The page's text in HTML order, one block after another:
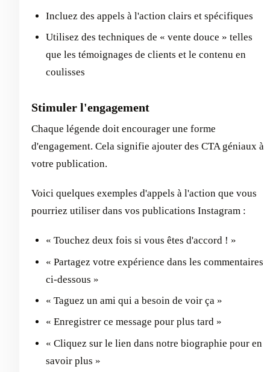
Incluez des appels à l'action clairs et spécifiques
Utilisez des techniques de « vente douce » telles
que les témoignages de clients et le contenu en
coulisses
Stimuler l'engagement
Chaque légende doit encourager une forme
d'engagement. Cela signifie ajouter des CTA géniaux à
votre publication.
Voici quelques exemples d'appels à l'action que vous
pourriez utiliser dans vos publications Instagram :
« Touchez deux fois si vous êtes d'accord ! »
« Partagez votre expérience dans les commentaires
ci-dessous »
« Taguez un ami qui a besoin de voir ça »
« Enregistrer ce message pour plus tard »
« Cliquez sur le lien dans notre biographie pour en
savoir plus »